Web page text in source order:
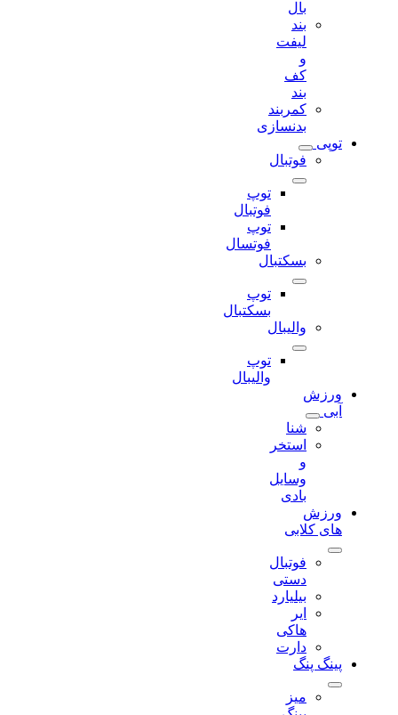
کمربند
بدنسازی
توپی
فوتبال
توپ
فوتبال
توپ
فوتسال
بسکتبال
توپ
بسکتبال
والیبال
توپ
والیبال
ورزش
شنا
استخر
وسایل
ورزش
های کلابی
فوتبال
دستی
بیلیارد
دارت
پینگ پنگ
میز